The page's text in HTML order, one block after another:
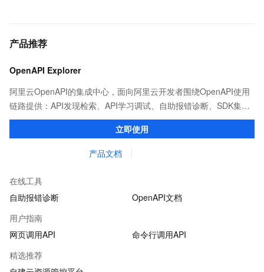
产品推荐
OpenAPI Explorer
阿里云OpenAPI的集成中心，面向阿里云开发者围绕OpenAPI使用
链路提供：API发现检索、API学习调试、自助报错诊断、SDK集成
等能力，帮助用户更高效的集成阿里云OpenAPI。
立即使用
产品文档
在线工具
自助报错诊断
OpenAPI文档
用户指南
网页调用API
命令行调用API
精选推荐